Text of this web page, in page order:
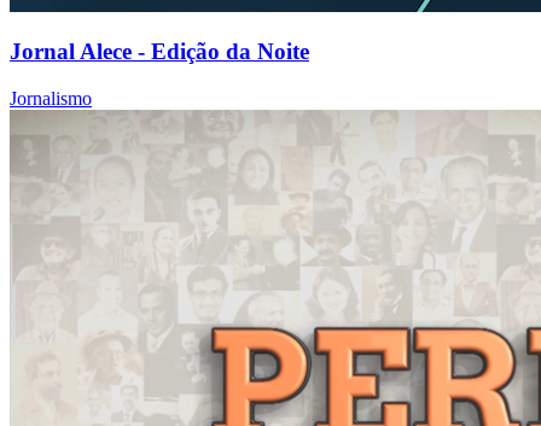
Jornal Alece - Edição da Noite
Jornalismo